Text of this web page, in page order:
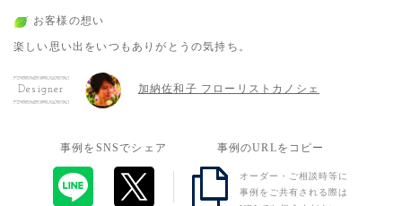
お客様の想い
楽しい思い出をいつもありがとうの気持ち。
Designer 加納佐和子 フローリストカノシェ
事例をSNSでシェア 事例のURLをコピー
オーダー・ご相談時等に
事例をご共有される際は